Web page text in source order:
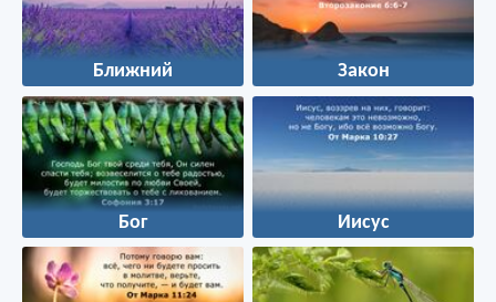
Ближний Закон
Бог Иисус